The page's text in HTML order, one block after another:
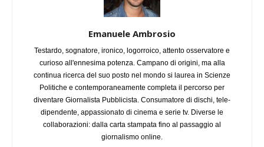
Emanuele Ambrosio
Testardo, sognatore, ironico, logorroico, attento osservatore e
curioso all'ennesima potenza. Campano di origini, ma alla
continua ricerca del suo posto nel mondo si laurea in Scienze
Politiche e contemporaneamente completa il percorso per
diventare Giornalista Pubblicista. Consumatore di dischi, tele-
dipendente, appassionato di cinema e serie tv. Diverse le
collaborazioni: dalla carta stampata fino al passaggio al
giornalismo online.